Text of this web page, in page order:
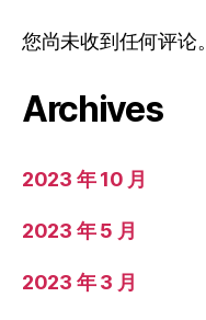
您尚未收到任何评论。
Archives
2023 年 10 月
2023 年 5 月
2023 年 3 月